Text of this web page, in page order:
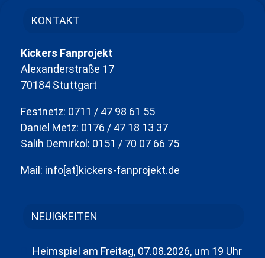
KONTAKT
Kickers Fanprojekt
Alexanderstraße 17
70184 Stuttgart
Festnetz: 0711 / 47 98 61 55
Daniel Metz: 0176 / 47 18 13 37
Salih Demirkol: 0151 / 70 07 66 75
Mail: info[at]kickers-fanprojekt.de
NEUIGKEITEN
Heimspiel am Freitag, 07.08.2026, um 19 Uhr